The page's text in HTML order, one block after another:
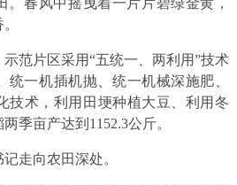
。春风中摇曳着一片片碧绿金黄，
范片区采用“五统一、两利用”技术
一机插机抛、统一机械深施肥、
技术，利用田埂种植大豆、利用冬
季亩产达到1152.3公斤。
走向农田深处。